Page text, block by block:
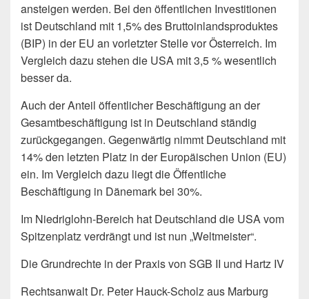
ansteigen werden. Bei den öffentlichen Investitionen
ist Deutschland mit 1,5% des Bruttoinlandsproduktes
(BIP) in der EU an vorletzter Stelle vor Österreich. Im
Vergleich dazu stehen die USA mit 3,5 % wesentlich
besser da.
Auch der Anteil öffentlicher Beschäftigung an der
Gesamtbeschäftigung ist in Deutschland ständig
zurückgegangen. Gegenwärtig nimmt Deutschland mit
14% den letzten Platz in der Europäischen Union (EU)
ein. Im Vergleich dazu liegt die Öffentliche
Beschäftigung in Dänemark bei 30%.
Im Niedriglohn-Bereich hat Deutschland die USA vom
Spitzenplatz verdrängt und ist nun „Weltmeister“.
Die Grundrechte in der Praxis von SGB II und Hartz IV
Rechtsanwalt Dr. Peter Hauck-Scholz aus Marburg